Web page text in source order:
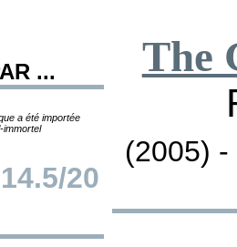
...
a été importée
immortel
14.5/20
The
(2005) -